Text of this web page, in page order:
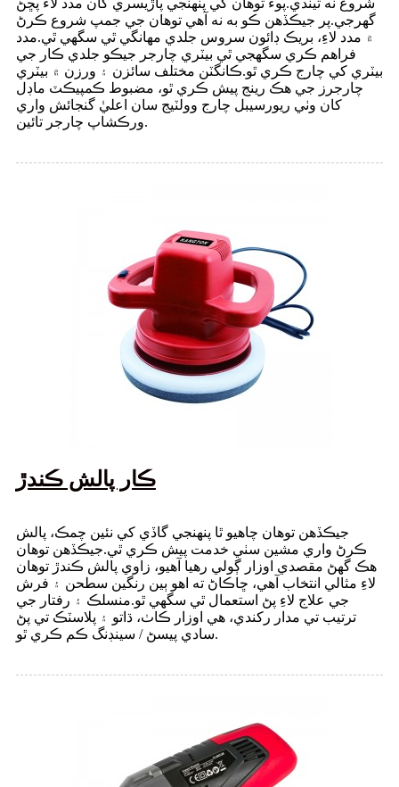
شروع نه ٿيندي.پوء توهان کي پنهنجي پاڙيسري کان مدد لاء پڇڻ
گهرجي.پر جيڪڏهن ڪو به نه آهي توهان جي جمپ شروع ڪرڻ
۾ مدد لاءِ، بريڪ ڊائون سروس جلدي مهانگي ٿي سگهي ٿي.مدد
فراهم ڪري سگھجي ٿي بيٽري چارجر جيڪو جلدي ڪار جي
بيٽري کي چارج ڪري ٿو.ڪانگٽن مختلف سائزن ۽ ورزن ۾ بيٽري
چارجرز جي هڪ رينج پيش ڪري ٿو، مضبوط ڪمپيڪٽ ماڊل
کان وٺي ريورسيبل چارج وولٽيج سان اعليٰ گنجائش واري
ورڪشاپ چارجر تائين.
ڪار پالش ڪندڙ
جيڪڏھن توھان چاھيو ٿا پنھنجي گاڏي کي نئين چمڪ، پالش
ڪرڻ واري مشين سٺي خدمت پيش ڪري ٿي.جيڪڏهن توهان
هڪ گهڻ مقصدي اوزار ڳولي رهيا آهيو، زاوي پالش ڪندڙ توهان
لاءِ مثالي انتخاب آهي، ڇاڪاڻ ته اهو ٻين رنگين سطحن ۽ فرش
جي علاج لاءِ پڻ استعمال ٿي سگهي ٿو.منسلڪ ۽ رفتار جي
ترتيب تي مدار رکندي، هي اوزار ڪاٺ، ڌاتو ۽ پلاسٽڪ تي پڻ
سادي پيسڻ / ​​سينڊنگ ڪم ڪري ٿو.